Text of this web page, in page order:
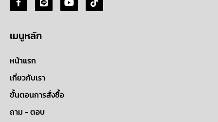
เมนูหลัก
หน้าแรก
เกี่ยวกับเรา
ขั้นตอนการสั่งซื้อ
ถาม - ตอบ